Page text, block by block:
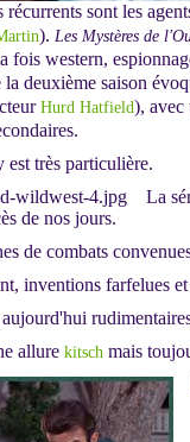
sont les
). Les Mystères de
fois western,
deuxième saison
Hurd Hatfield), avec
est très particulière.
La
de nos jours.
de combats
inventions farfelues
allure kitsch mais